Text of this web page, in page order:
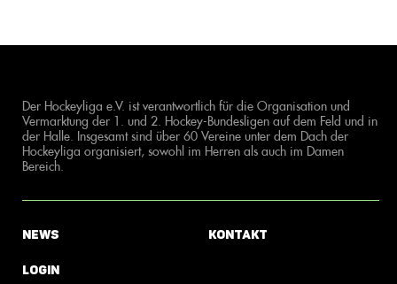
Der Hockeyliga e.V. ist verantwortlich für die Organisation und
Vermarktung der 1. und 2. Hockey-Bundesligen auf dem Feld und in
der Halle. Insgesamt sind über 60 Vereine unter dem Dach der
Hockeyliga organisiert, sowohl im Herren als auch im Damen
Bereich.
News
Login
Kontakt